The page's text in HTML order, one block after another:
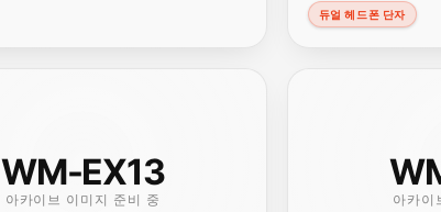
듀얼 헤드폰 단자
WM-EX13
아카이브 이미지 준비 중 아카이